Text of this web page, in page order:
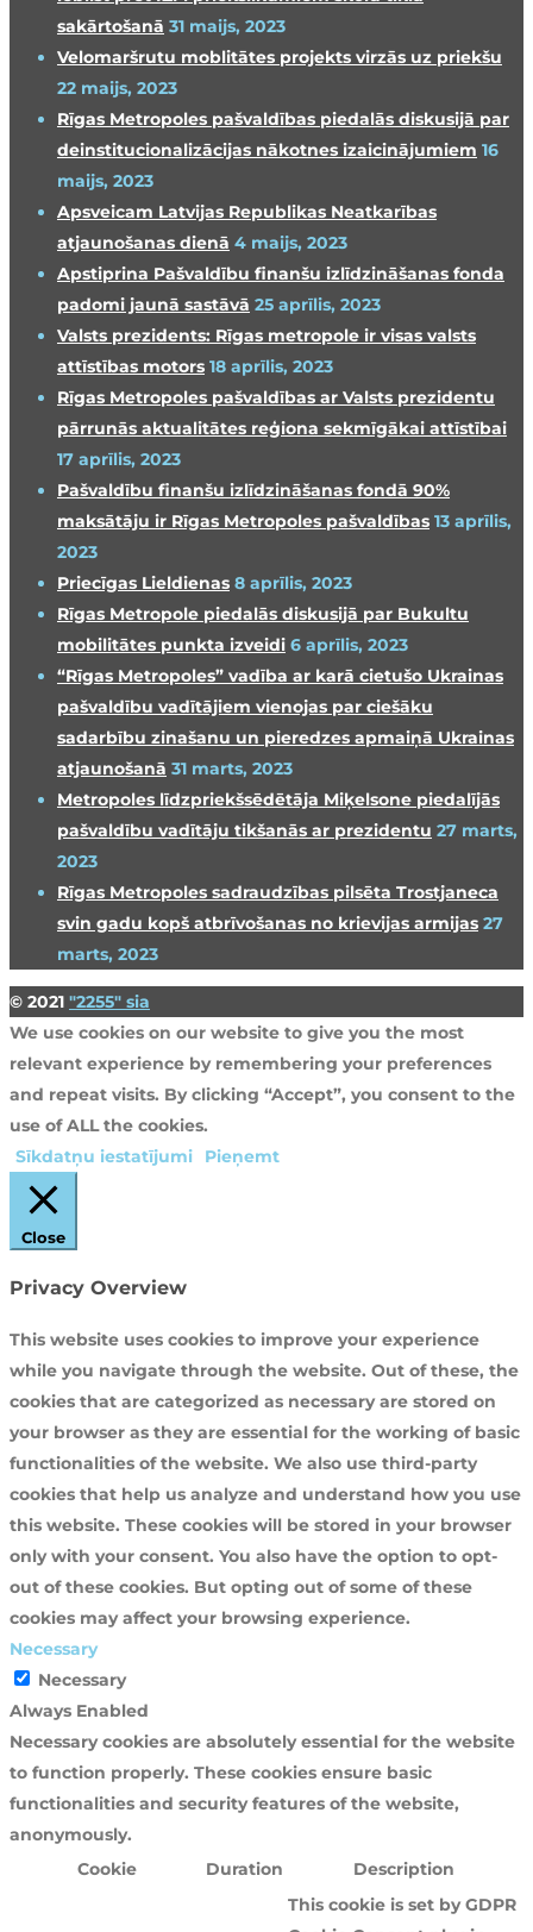
sakārtošanā 31 maijs, 2023
Velomaršrutu moblitātes projekts virzās uz priekšu
22 maijs, 2023
Rīgas Metropoles pašvaldības piedalās diskusijā par
deinstitucionalizācijas nākotnes izaicinājumiem 16
maijs, 2023
Apsveicam Latvijas Republikas Neatkarības
atjaunošanas dienā 4 maijs, 2023
Apstiprina Pašvaldību finanšu izlīdzināšanas fonda
padomi jaunā sastāvā 25 aprīlis, 2023
Valsts prezidents: Rīgas metropole ir visas valsts
attīstības motors 18 aprīlis, 2023
Rīgas Metropoles pašvaldības ar Valsts prezidentu
pārrunās aktualitātes reģiona sekmīgākai attīstībai
17 aprīlis, 2023
Pašvaldību finanšu izlīdzināšanas fondā 90%
maksātāju ir Rīgas Metropoles pašvaldības 13 aprīlis,
2023
Priecīgas Lieldienas 8 aprīlis, 2023
Rīgas Metropole piedalās diskusijā par Bukultu
mobilitātes punkta izveidi 6 aprīlis, 2023
“Rīgas Metropoles” vadība ar karā cietušo Ukrainas
pašvaldību vadītājiem vienojas par ciešāku
sadarbību zinašanu un pieredzes apmaiņā Ukrainas
atjaunošanā 31 marts, 2023
Metropoles līdzpriekšsēdētāja Miķelsone piedalījās
pašvaldību vadītāju tikšanās ar prezidentu 27 marts,
2023
Rīgas Metropoles sadraudzības pilsēta Trostjaneca
svin gadu kopš atbrīvošanas no krievijas armijas 27
marts, 2023
© 2021 "2255" sia
We use cookies on our website to give you the most
relevant experience by remembering your preferences
and repeat visits. By clicking “Accept”, you consent to the
use of ALL the cookies.
Sīkdatņu iestatījumi
Pieņemt
Close
Privacy Overview
This website uses cookies to improve your experience
while you navigate through the website. Out of these, the
cookies that are categorized as necessary are stored on
your browser as they are essential for the working of basic
functionalities of the website. We also use third-party
cookies that help us analyze and understand how you use
this website. These cookies will be stored in your browser
only with your consent. You also have the option to opt-
out of these cookies. But opting out of some of these
cookies may affect your browsing experience.
Necessary
Necessary
Always Enabled
Necessary cookies are absolutely essential for the website
to function properly. These cookies ensure basic
functionalities and security features of the website,
anonymously.
Cookie
Duration Description
This cookie is set by GDPR